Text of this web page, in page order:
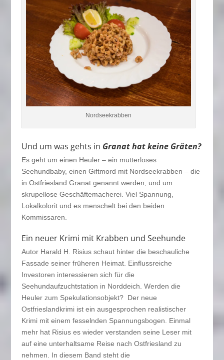
Nordseekrabben
Und um was gehts in Granat hat keine Gräten?
Es geht um einen Heuler – ein mutterloses
Seehundbaby, einen Giftmord mit Nordseekrabben – die
in Ostfriesland Granat genannt werden, und um
skrupellose Geschäftemacherei. Viel Spannung,
Lokalkolorit und es menschelt bei den beiden
Kommissaren.
Ein neuer Krimi mit Krabben und Seehunde
Autor Harald H. Risius schaut hinter die beschauliche
Fassade seiner früheren Heimat. Einflussreiche
Investoren interessieren sich für die
Seehundaufzuchtstation in Norddeich. Werden die
Heuler zum Spekulationsobjekt? Der neue
Ostfrieslandkrimi ist ein ausgesprochen realistischer
Krimi mit einem fesselnden Spannungsbogen. Einmal
mehr hat Risius es wieder verstanden seine Leser mit
auf eine unterhaltsame Reise nach Ostfriesland zu
nehmen. In diesem Band steht die